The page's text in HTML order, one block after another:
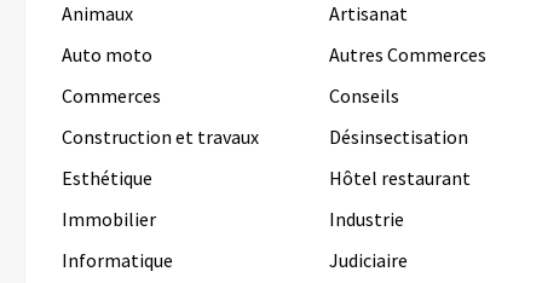
Animaux
Artisanat
Auto moto
Autres Commerces
Commerces
Conseils
Construction et travaux
Désinsectisation
Esthétique
Hôtel restaurant
Immobilier
Industrie
Informatique
Judiciaire